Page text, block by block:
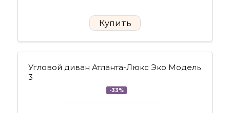
Купить
Угловой диван Атланта-Люкс Эко Модель
3
-33%